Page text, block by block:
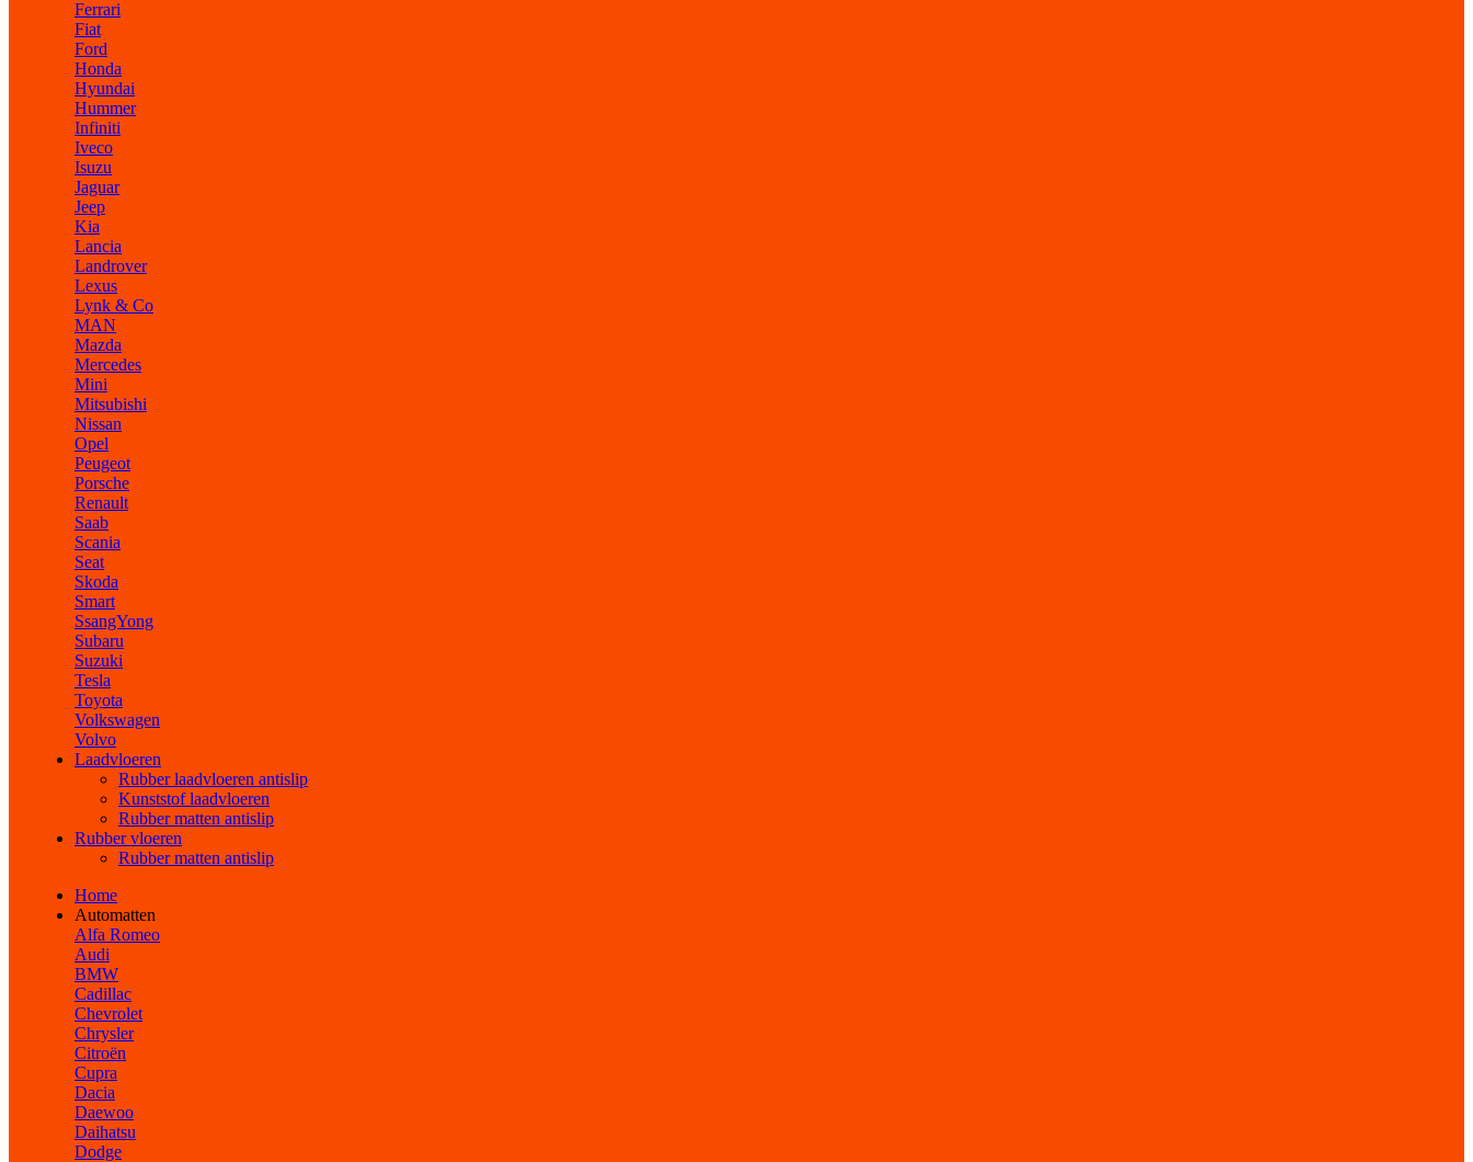
Ferrari
Fiat
Ford
Honda
Hyundai
Hummer
Infiniti
Iveco
Isuzu
Jaguar
Jeep
Kia
Lancia
Landrover
Lexus
Lynk & Co
MAN
Mazda
Mercedes
Mini
Mitsubishi
Nissan
Opel
Peugeot
Porsche
Renault
Saab
Scania
Seat
Skoda
Smart
SsangYong
Subaru
Suzuki
Tesla
Toyota
Volkswagen
Volvo
Laadvloeren
Rubber laadvloeren antislip
Kunststof laadvloeren
Rubber matten antislip
Rubber vloeren
Rubber matten antislip
Home
Automatten
Alfa Romeo
Audi
BMW
Cadillac
Chevrolet
Chrysler
Citroën
Cupra
Dacia
Daewoo
Daihatsu
Dodge